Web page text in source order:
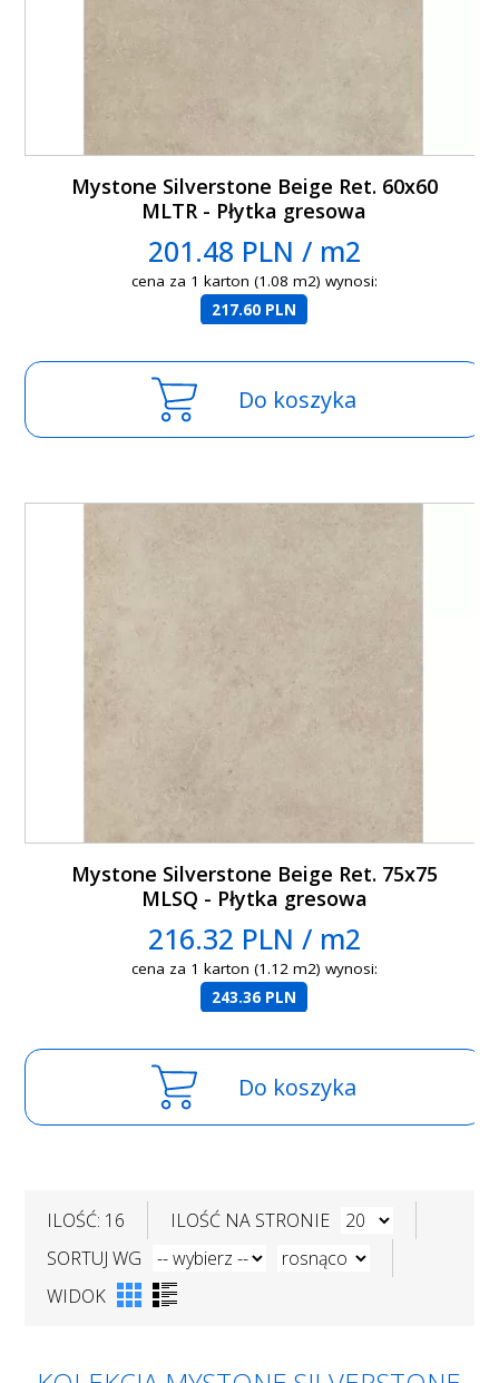
Mystone Silverstone Beige Ret. 60x60
MLTR - Płytka gresowa
201.48 PLN / m2
cena za 1 karton (1.08 m2) wynosi:
217.60 PLN
Do koszyka
Mystone Silverstone Beige Ret. 75x75
MLSQ - Płytka gresowa
216.32 PLN / m2
cena za 1 karton (1.12 m2) wynosi:
243.36 PLN
Do koszyka
ILOŚĆ: 16
ILOŚĆ NA STRONIE
SORTUJ WG
WIDOK